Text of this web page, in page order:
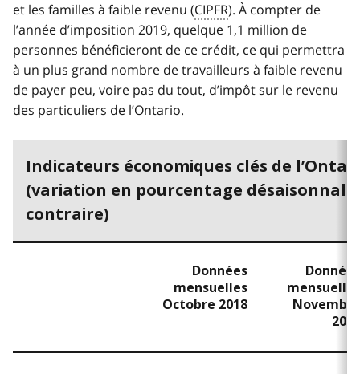
et les familles à faible revenu (CIPFR). À compter de
l’année d’imposition 2019, quelque 1,1 million de
personnes bénéficieront de ce crédit, ce qui permettra
à un plus grand nombre de travailleurs à faible revenu
de payer peu, voire pas du tout, d’impôt sur le revenu
des particuliers de l’Ontario.
Indicateurs économiques clés de
(variation en pourcentage
contraire)
Données
mensuelles
Octobre 2018
Données
mensuelles
Novembre
2018